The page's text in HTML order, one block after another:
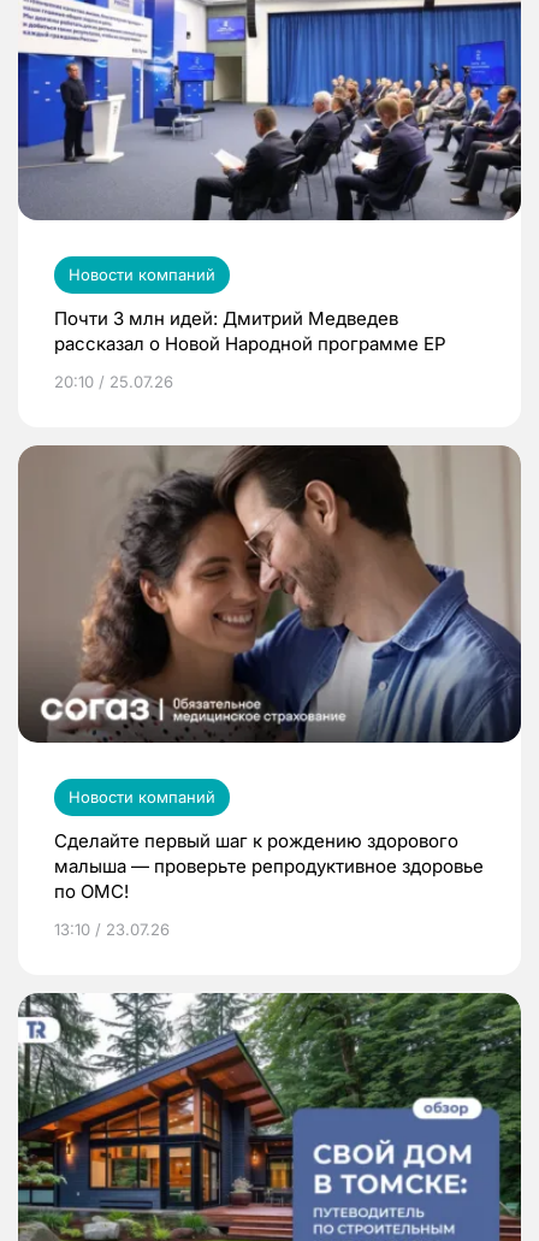
Новости компаний
Почти 3 млн идей: Дмитрий Медведев
рассказал о Новой Народной программе ЕР
20:10 / 25.07.26
Новости компаний
Сделайте первый шаг к рождению здорового
малыша — проверьте репродуктивное здоровье
по ОМС!
13:10 / 23.07.26